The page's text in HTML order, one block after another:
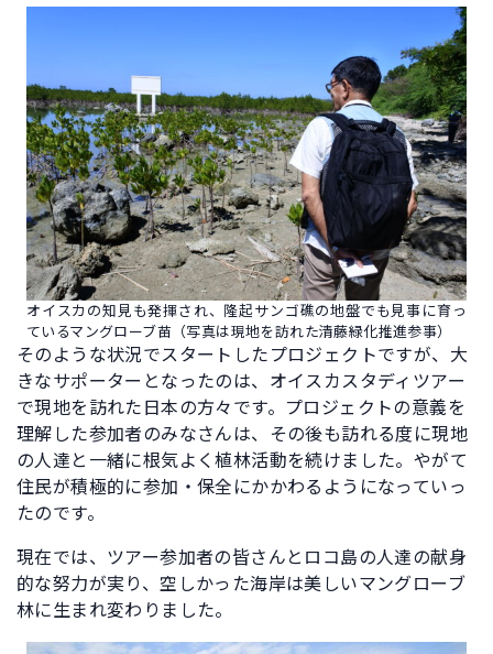
オイスカの知見も発揮され、隆起サンゴ礁の地盤でも見事に育っ
ているマングローブ苗（写真は現地を訪れた清藤緑化推進参事）
そのような状況でスタートしたプロジェクトですが、大
きなサポーターとなったのは、オイスカスタディツアー
で現地を訪れた日本の方々です。プロジェクトの意義を
理解した参加者のみなさんは、その後も訪れる度に現地
の人達と一緒に根気よく植林活動を続けました。やがて
住民が積極的に参加・保全にかかわるようになっていっ
たのです。
現在では、ツアー参加者の皆さんとロコ島の人達の献身
的な努力が実り、空しかった海岸は美しいマングローブ
林に生まれ変わりました。